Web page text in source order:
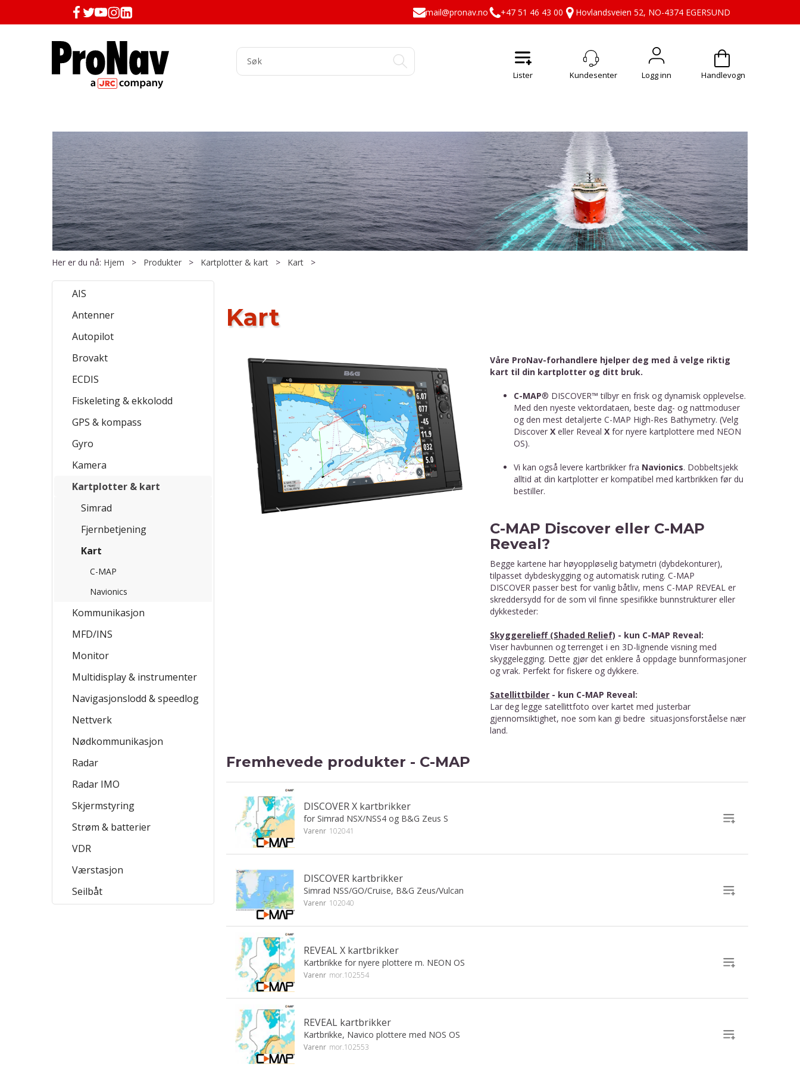
mail@pronav.no +47 51 46 43 00 Hovlandsveien 52, NO-4374 EGERSUND
Logg inn Handlevogn
Produkter
Her er du nå: Hjem > Produkter > Kartplotter & kart > Kart >
AIS
Antenner
Autopilot
Brovakt
ECDIS
Fiskeleting & ekkolodd
GPS & kompass
Gyro
Kamera
Kartplotter & kart
Simrad
Fjernbetjening
Kart
C-MAP
Navionics
Kommunikasjon
MFD/INS
Monitor
Multidisplay & instrumenter
Navigasjonslodd & speedlog
Nettverk
Nødkommunikasjon
Radar
Radar IMO
Skjermstyring
Strøm & batterier
VDR
Værstasjon
Seilbåt
Kart
Våre ProNav-forhandlere hjelper deg med å velge riktig
kart til din kartplotter og ditt bruk.
C-MAP® DISCOVER™ tilbyr en frisk og dynamisk opplevelse.
Med den nyeste vektordataen, beste dag- og nattmoduser
og den mest detaljerte C-MAP High-Res Bathymetry. (Velg
DiscoverXeller RevealX for nyere kartplottere med NEON
OS).
Vi kan også levere kartbrikker fra Navionics. Dobbeltsjekk
alltid at din kartplotter er kompatibel med kartbrikken før du
bestiller.
C-MAP Discover eller C-MAP
Reveal?
Begge kartene har høyoppløselig batymetri (dybdekonturer),
tilpasset dybdeskygging og automatisk ruting. C-MAP
DISCOVER passer best for vanlig båtliv, mens C-MAP REVEAL er
skreddersydd for de som vil finne spesifikke bunnstrukturer eller
dykkesteder:
Skyggerelieff (Shaded Relief) - kun C-MAP Reveal:
Viser havbunnen og terrenget i en 3D-lignende visning med
skyggelegging. Dette gjør det enklere å oppdage bunnformasjoner
og vrak. Perfekt for fiskere og dykkere.
Satellittbilder - kun C-MAP Reveal:
Lar deg legge satellittfoto over kartet med justerbar
gjennomsiktighet, noe som kan gi bedre situasjonsforståelse nær
land.
Fremhevede produkter - C-MAP
DISCOVER X kartbrikker
for Simrad NSX/NSS4 og B&G Zeus S
Varenr 102041
DISCOVER kartbrikker
Simrad NSS/GO/Cruise, B&G Zeus/Vulcan
Varenr 102040
REVEAL X kartbrikker
Kartbrikke for nyere plottere m. NEON OS
Varenr mor.102554
REVEAL kartbrikker
Kartbrikke, Navico plottere med NOS OS
Varenr mor.102553